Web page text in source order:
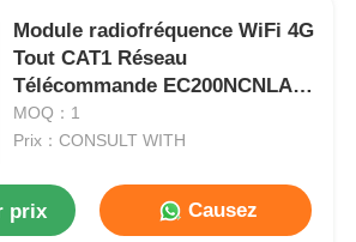
Module radiofréquence WiFi 4G
Tout CAT1 Réseau
Télécommande EC200NCNLA-
N05-SNNSA
MOQ：1
Prix：CONSULT WITH
prix Causez